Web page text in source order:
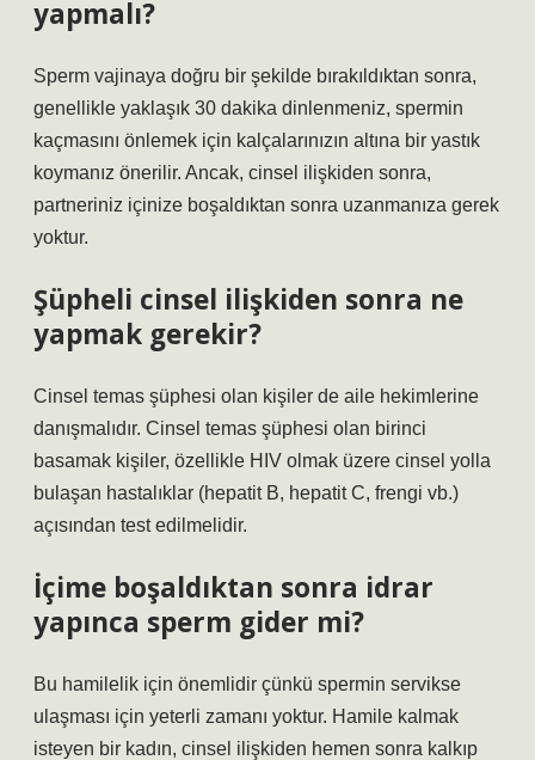
yapmalı?
Sperm vajinaya doğru bir şekilde bırakıldıktan sonra,
genellikle yaklaşık 30 dakika dinlenmeniz, spermin
kaçmasını önlemek için kalçalarınızın altına bir yastık
koymanız önerilir. Ancak, cinsel ilişkiden sonra,
partneriniz içinize boşaldıktan sonra uzanmanıza gerek
yoktur.
Şüpheli cinsel ilişkiden sonra ne
yapmak gerekir?
Cinsel temas şüphesi olan kişiler de aile hekimlerine
danışmalıdır. Cinsel temas şüphesi olan birinci
basamak kişiler, özellikle HIV olmak üzere cinsel yolla
bulaşan hastalıklar (hepatit B, hepatit C, frengi vb.)
açısından test edilmelidir.
İçime boşaldıktan sonra idrar
yapınca sperm gider mi?
Bu hamilelik için önemlidir çünkü spermin servikse
ulaşması için yeterli zamanı yoktur. Hamile kalmak
isteyen bir kadın, cinsel ilişkiden hemen sonra kalkıp